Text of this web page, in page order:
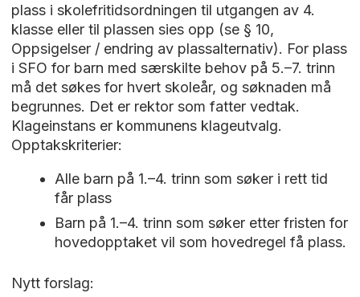
plass i skolefritidsordningen til utgangen av 4.
klasse eller til plassen sies opp (se § 10,
Oppsigelser / endring av plassalternativ). For plass
i SFO for barn med særskilte behov på 5.–7. trinn
må det søkes for hvert skoleår, og søknaden må
begrunnes. Det er rektor som fatter vedtak.
Klageinstans er kommunens klageutvalg.
Opptakskriterier:
Alle barn på 1.–4. trinn som søker i rett tid
får plass
Barn på 1.–4. trinn som søker etter fristen for
hovedopptaket vil som hovedregel få plass.
Nytt forslag: